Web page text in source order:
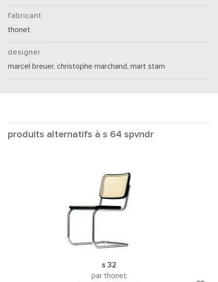
fabricant
thonet
designer
marcel breuer,christophe marchand,mart stam
produits alternatifs à s 64 spvndr
s 32
par thonet